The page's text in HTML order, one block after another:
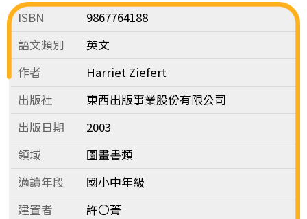
ISBN
9867764188
語文類別
英文
作者
Harriet Ziefert
出版社
東西出版事業股份有限公司
出版日期
2003
領域
圖畫書類
適讀年段
國小中年級
建置者
許〇菁